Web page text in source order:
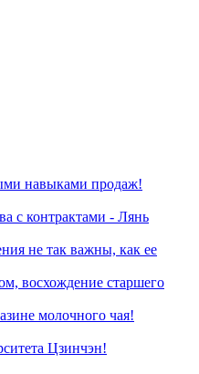
навыками продаж!
с контрактами - Лянь
не так важны, как ее
восхождение старшего
молочного чая!
Цзинчэн!